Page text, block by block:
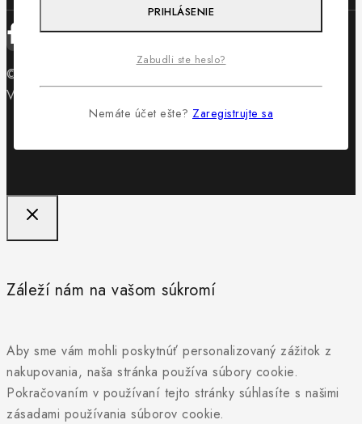
© 2026 Obuv Lewis - WordPress Theme by
Vytvorilo
Záleží nám na vašom súkromí
Aby sme vám mohli poskytnúť personalizovaný zážitok z
nakupovania, naša stránka používa súbory cookie.
Pokračovaním v používaní tejto stránky súhlasíte s našimi
zásadami používania súborov cookie.
PRIHLÁSENIE
Zabudli ste heslo?
Nemáte účet ešte? Zaregistrujte sa